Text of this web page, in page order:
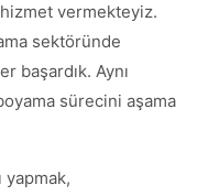
vermekteyiz.
sektöründe
başardık. Aynı
sürecini aşama
yapmak,